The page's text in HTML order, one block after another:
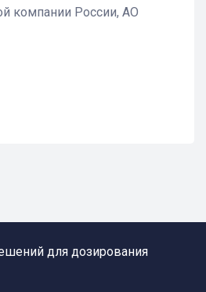
компании России, АО
для дозирования